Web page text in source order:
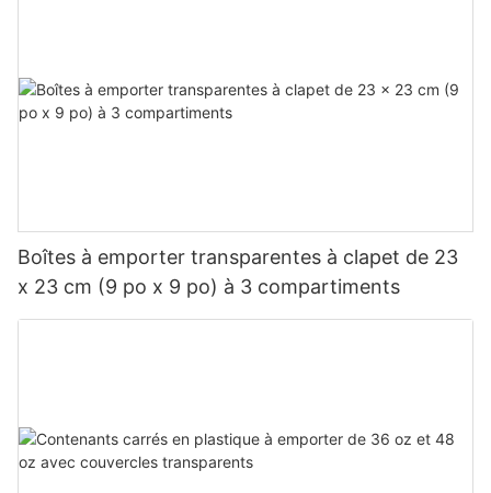
Boîtes à emporter transparentes à clapet de 23
x 23 cm (9 po x 9 po) à 3 compartiments